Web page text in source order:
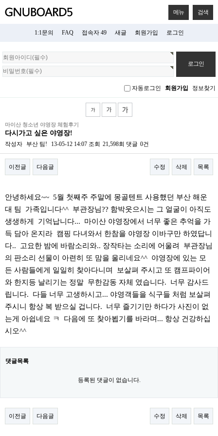
메뉴 검색
1:1문의 FAQ 접속자 49 새글 회원가입 로그인
회
원
로
자동로그인 회원가입 정보찾기
마이산 청소년 야영장 체험후기
다시가고 싶은 야영장!
작성자 부산 팀! 13-05-12 14:07 조회 21,598회 댓글 0건
이전글 다음글 수정 삭제 목록
안녕하세요~~ 5월 첫째주 주말에 몽골텐트 사용했던 부산 해운
대 팀 가족입니다^^ 부관장님?? 함박웃으시는 그 얼굴이 아직도
생생하게 기억납니다... 마이산 야영장에서 너무 좋은 추억을 가
득 담아 온지라 캠핑 다녀와서 한참을 야영장 이바구만 하였답니
다.. 고요한 밤에 바람소리와.. 장작타는 소리에 어울려 부관장님
의 판소리 선물이 아련히 또 맘을 울리네요^^ 야영장에 있는 모
든 사람들에게 일일히 찾아다니며 보살펴 주시고 또 캠프파이어
와 한지등 날리기는 정말 무한감동 자체 였습니다. 너무 감사드
립니다. 다들 너무 고생하시고... 야영객들을 식구들 처럼 보살펴
주시니 항상 복 받으실 겁니다. 너무 즐기기만 하다가 사진이 없
는게 아쉽네요 ㅋ 다음에 또 찾아뵙기를 바라며... 항상 건강하십
시오^^
댓글목록
등록된 댓글이 없습니다.
이전글 다음글 수정 삭제 목록